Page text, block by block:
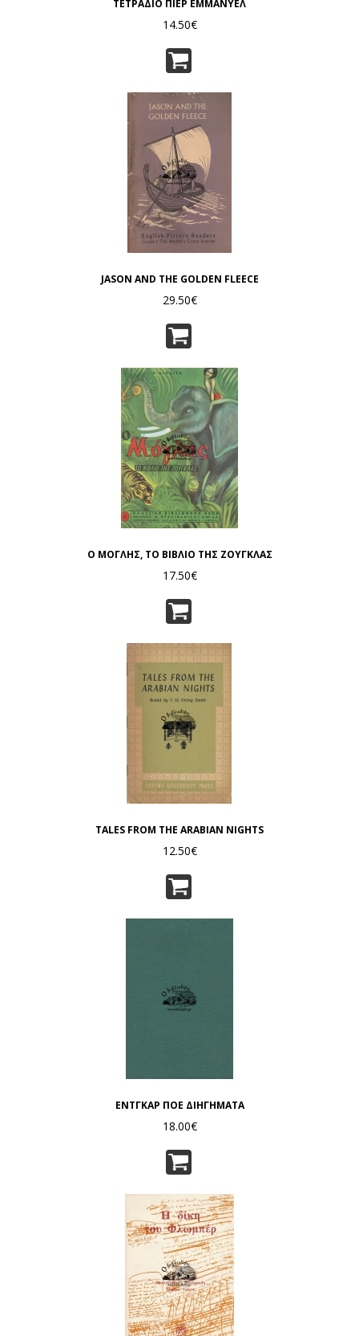
ΤΕΤΡΑΔΙΟ ΠΙΕΡ ΕΜΜΑΝΥΕΛ
14.50€
JASON AND THE GOLDEN FLEECE
29.50€
Ο ΜΟΓΛΗΣ, ΤΟ ΒΙΒΛΙΟ ΤΗΣ ΖΟΥΓΚΛΑΣ
17.50€
TALES FROM THE ARABIAN NIGHTS
12.50€
ΕΝΤΓΚΑΡ ΠΟΕ ΔΙΗΓΗΜΑΤΑ
18.00€